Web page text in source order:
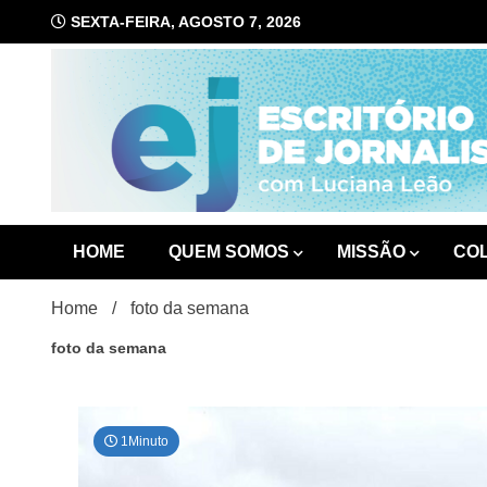
SEXTA-FEIRA, AGOSTO 7, 2026
HOME
QUEM SOMOS MISSÃO
Home foto da semana
foto da semana
1Minuto